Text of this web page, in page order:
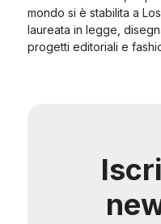
mondo si è stabilita a
laureata in legge,
progetti editoriali e